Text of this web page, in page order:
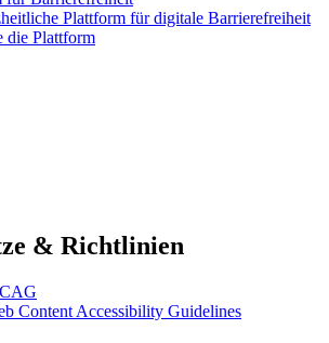
Plattform für digitale Barrierefreiheit
die Plattform
& Richtlinien
Content Accessibility Guidelines